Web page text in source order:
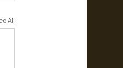
All